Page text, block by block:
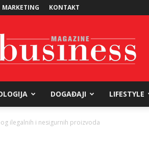
MARKETING KONTAKT
DOGAĐAJI LIFESTYLE
ilegalnih i nesigurnih proizvoda